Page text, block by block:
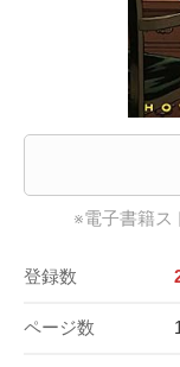
※電子書籍
登録数
ページ数